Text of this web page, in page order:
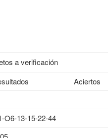
a verificación
Aciertos
O6-13-15-22-44